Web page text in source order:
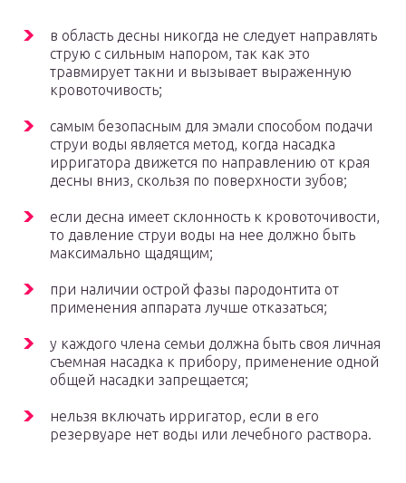
в область десны никогда не следует направлять
струю с сильным напором, так как это
травмирует такни и вызывает выраженную
кровоточивость;
самым безопасным для эмали способом подачи
струи воды является метод, когда насадка
ирригатора движется по направлению от края
десны вниз, скользя по поверхности зубов;
если десна имеет склонность к кровоточивости,
то давление струи воды на нее должно быть
максимально щадящим;
при наличии острой фазы пародонтита от
применения аппарата лучше отказаться;
у каждого члена семьи должна быть своя личная
съемная насадка к прибору, применение одной
общей насадки запрещается;
нельзя включать ирригатор, если в его
резервуаре нет воды или лечебного раствора.